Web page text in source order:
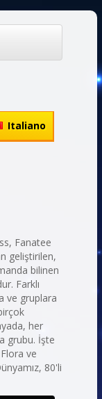
Italiano
Fanatee
geliştirilen,
bilinen
Farklı
ve gruplara
her
grubu. İşte
ve
80'li